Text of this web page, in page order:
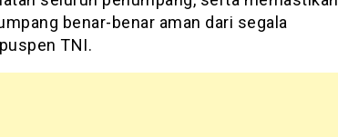
benar-benar aman dari segala
TNI.